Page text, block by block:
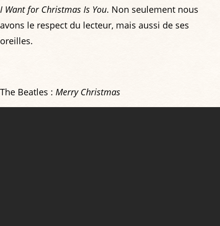
I Want for Christmas Is You. Non seulement nous
avons le respect du lecteur, mais aussi de ses
oreilles.
The Beatles : Merry Christmas